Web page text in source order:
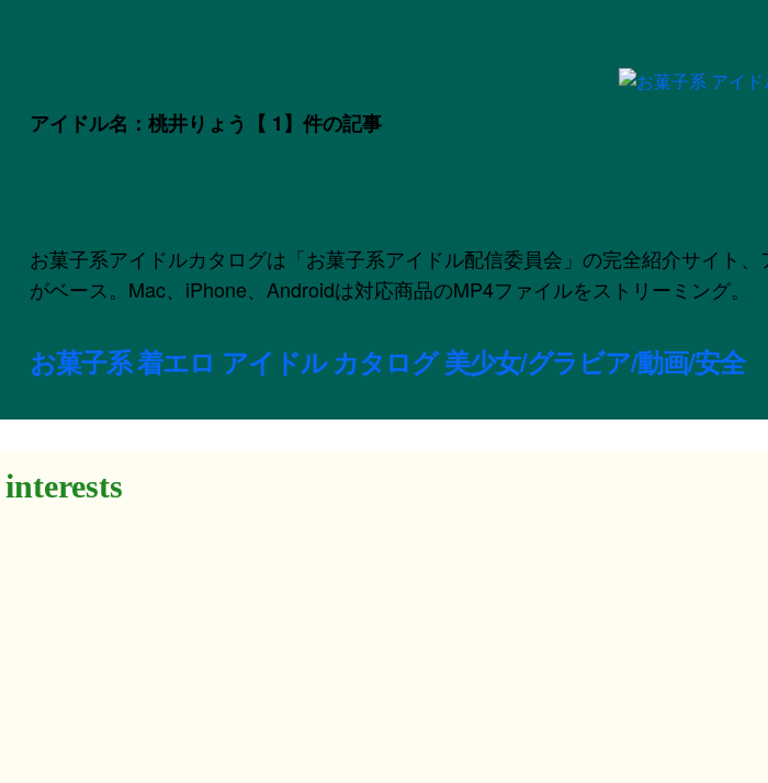
アイドル名：桃井りょう 【 1】件の記事
お菓子系アイドルカタログは「お菓子系アイドル配信委員会」の完全紹介サイト
がベース。Mac、iPhone、Androidは対応商品のMP4ファイルをストリーミング。
お菓子系 着エロ アイドル カタログ 美少女/グラビア/動画/安全